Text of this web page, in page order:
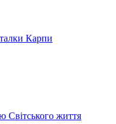
Карпи
Світського життя